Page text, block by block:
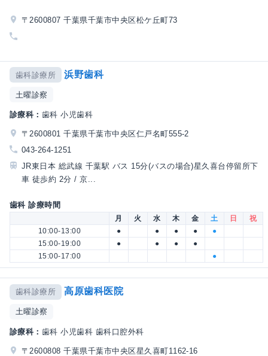
〒2600807 千葉県千葉市中央区松ケ丘町73
歯科診療所 浜野歯科
土曜診察
診療科： 歯科 小児歯科
〒2600801 千葉県千葉市中央区仁戸名町555-2
043-264-1251
JR東日本 総武線 千葉駅 バス 15分(バスの場合)星久喜台停留所下
車 徒歩約 2分 / 京...
歯科 診療時間
月 火 水 木 金 土 日
祝
10:00-13:00
● ● ● ●
●
15:00-19:00
● ● ●
●
15:00-17:00
●
歯科診療所 高原歯科医院
土曜診察
診療科： 歯科 小児歯科 歯科口腔外科
〒2600808 千葉県千葉市中央区星久喜町1162-16